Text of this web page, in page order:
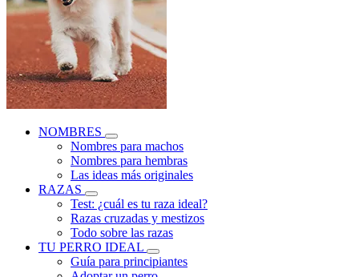
NOMBRES
Nombres para machos
Nombres para hembras
Las ideas más originales
RAZAS
Test: ¿cuál es tu raza ideal?
Razas cruzadas y mestizos
Todo sobre las razas
TU PERRO IDEAL
Guía para principiantes